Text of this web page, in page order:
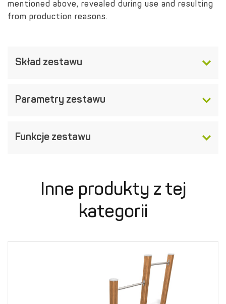
mentioned above, revealed during use and resulting
from production reasons.
Skład zestawu
Parametry zestawu
Funkcje zestawu
Inne produkty z tej
kategorii